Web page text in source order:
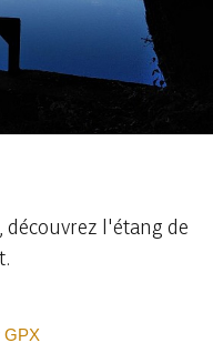
l'étang de
GPX